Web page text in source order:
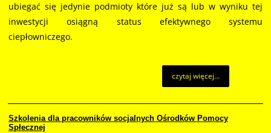
ubiegać się jedynie podmioty które już są lub w wyniku tej
inwestycji osiągną status efektywnego systemu
ciepłowniczego.
czytaj więcej...
Szkolenia dla pracowników socjalnych Ośrodków Pomocy
Spłecznej